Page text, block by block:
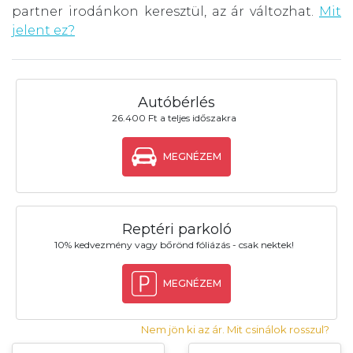
partner irodánkon keresztül, az ár változhat.
Mit
jelent ez?
Autóbérlés
26.400 Ft a teljes időszakra
MEGNÉZEM
Reptéri parkoló
10% kedvezmény vagy bőrönd fóliázás - csak nektek!
MEGNÉZEM
Nem jön ki az ár. Mit csinálok rosszul?